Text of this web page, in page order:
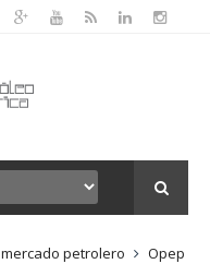
mercado petrolero
Opep